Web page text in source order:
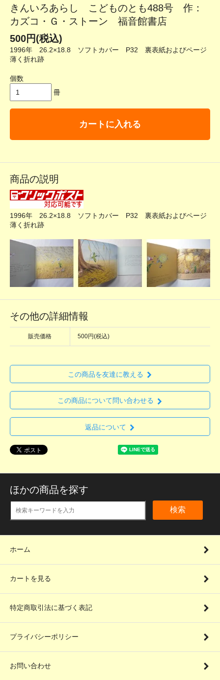
きんいろあらし こどものとも488号 作：
カズコ・Ｇ・ストーン 福音館書店
500円(税込)
1996年 26.2×18.8 ソフトカバー P32 裏表紙およびページ
薄く折れ跡
個数
冊
カートに入れる
商品の説明
1996年 26.2×18.8 ソフトカバー P32 裏表紙およびページ
薄く折れ跡
その他の詳細情報
販売価格 500円(税込)
この商品を友達に教える
この商品について問い合わせる
返品について
ほかの商品を探す
検索
ホーム
カートを見る
特定商取引法に基づく表記
プライバシーポリシー
お問い合わせ